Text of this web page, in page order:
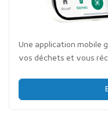
Une application mobile
vos déchets et vous